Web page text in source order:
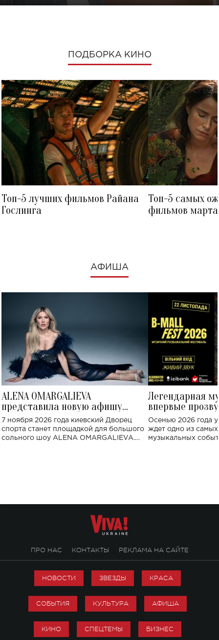
ПОДБОРКА КИНО
Топ-5 лучших фильмов Райана
Гослинга
Топ-5 самых
фильмов
АФИША
ALENA OMARGALIEVA
представила новую афишу
большого концерта во Дворце
спорта
7 ноября 2026 года киевский Дворец
спорта станет площадкой для большого
сольного шоу ALENA OMARGALIEVA.
Легендарная
впервые
Украине: где
Осенью 2026 года
ждет одно из
музыкальных
ПРО НАС КОНТАКТЫ РЕКЛАМА НА САЙТЕ
НОВОСТИ ЗВЕЗДЫ КРАСА
СОБЫТИЯ КУЛЬТУРА АФИША
КИНО СПЕЦТЕМЫ БИЗНЕС